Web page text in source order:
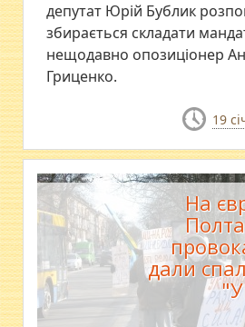
депутат Юрій Бублик
збирається складати
нещодавно опозиціонер
Гриценко.
19
На
дали